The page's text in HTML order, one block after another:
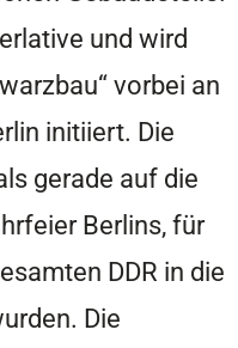
und wird
vorbei an
initiiert. Die
gerade auf die
Berlins, für
DDR in die
Die